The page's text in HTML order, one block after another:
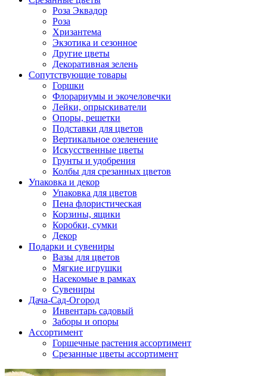
Роза Эквадор
Роза
Хризантема
Экзотика и сезонное
Другие цветы
Декоративная зелень
Сопутствующие товары
Горшки
Флорариумы и экочеловечки
Лейки, опрыскиватели
Опоры, решетки
Подставки для цветов
Вертикальное озеленение
Искусственные цветы
Грунты и удобрения
Колбы для срезанных цветов
Упаковка и декор
Упаковка для цветов
Пена флористическая
Корзины, ящики
Коробки, сумки
Декор
Подарки и сувениры
Вазы для цветов
Мягкие игрушки
Насекомые в рамках
Сувениры
Дача-Сад-Огород
Инвентарь садовый
Заборы и опоры
Ассортимент
Горшечные растения ассортимент
Срезанные цветы ассортимент